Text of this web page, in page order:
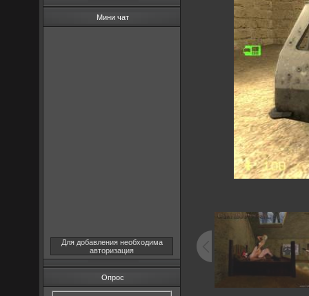
Мини чат
Для добавления необходима
авторизация
Опрос